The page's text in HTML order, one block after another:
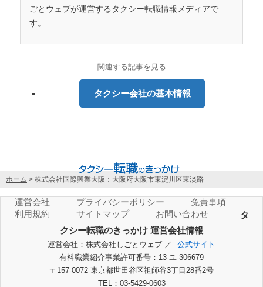
ごとウェブが運営するタクシー転職情報メディアで
す。
関連する記事を見る
タクシー会社の基本情報
ホーム > 株式会社国際興業大阪：大阪府大阪市東淀川区東淡路
運営会社 プライバシーポリシー
免責事項
利用規約
サイトマップ お問い合わせ
タ
クシー転職のきっかけ 運営会社情報
運営会社：株式会社しごとウェブ ／
公式サイト
有料職業紹介事業許可番号：13-ユ-306679
〒157-0072 東京都世田谷区祖師谷3丁目28番2号
TEL：03-5429-0603